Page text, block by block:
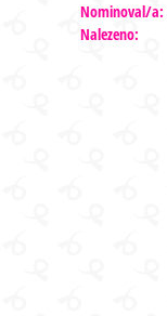
Nominoval/a:
Nalezeno: